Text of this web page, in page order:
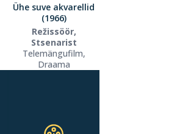
Ühe suve akvarellid
(1966)
Režissöör,
Stsenarist
Telemängufilm,
Draama